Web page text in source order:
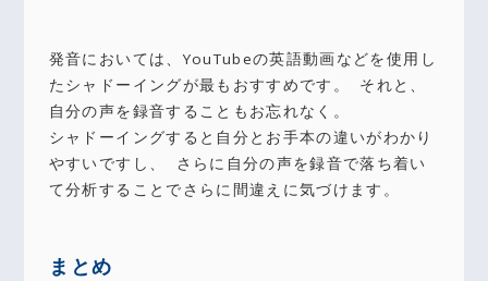
発音においては、YouTubeの英語動画などを使用し
たシャドーイングが最もおすすめです。 それと、
自分の声を録音することもお忘れなく。
シャドーイングすると自分とお手本の違いがわかり
やすいですし、 さらに自分の声を録音で落ち着い
て分析することでさらに間違えに気づけます。
まとめ